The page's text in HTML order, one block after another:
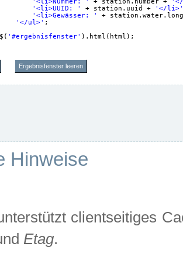
'<li>UUID: '
+ station.uuid +
'</li>'
'<li>Gewässer: '
+
'</ul>' ;
$( '#ergebnisfenster' ).html(html);
Ergebnisfenster leeren
Hinweise
clientseitiges
Etag.